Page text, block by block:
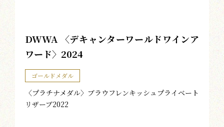
DWWA 〈デキャンターワールドワインア
ワード〉2024
ゴールドメダル
〈プラチナメダル〉ブラウフレンキッシュプライベート
リザーブ2022